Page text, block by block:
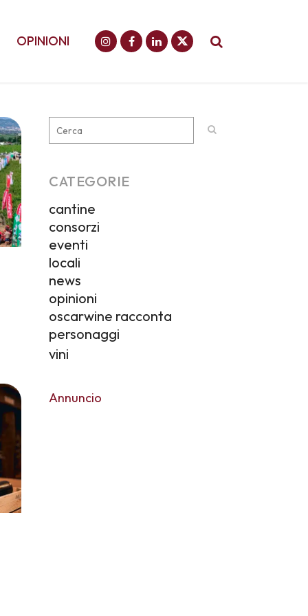
OPINIONI
CATEGORIE
cantine
consorzi
eventi
locali
news
opinioni
oscarwine racconta
personaggi
vini
Annuncio